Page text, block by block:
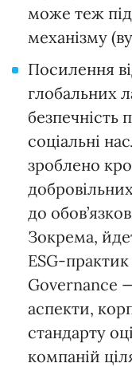
може теж
механізму
Посилення
глобальних
безпечність
соціальні
зроблено
до
Зокрема,
ESG-
Governance —
аспекти,
стандарту
компаній